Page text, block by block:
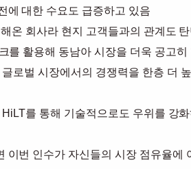
에 대한 수요도 급증하고 있음
온 회사라 현지 고객들과의 관계도
활용해 동남아 시장을 더욱 공고히
로벌 시장에서의 경쟁력을 한층 더
를 통해 기술적으로도 우위를 강
번 인수가 자신들의 시장 점유율에